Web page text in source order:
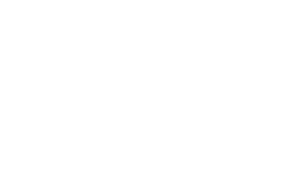
락